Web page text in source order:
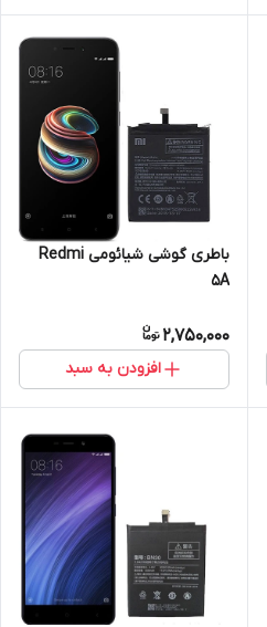
باطری گوشی شیائومی Redmi
5A
2,750,000
افزودن به سبد